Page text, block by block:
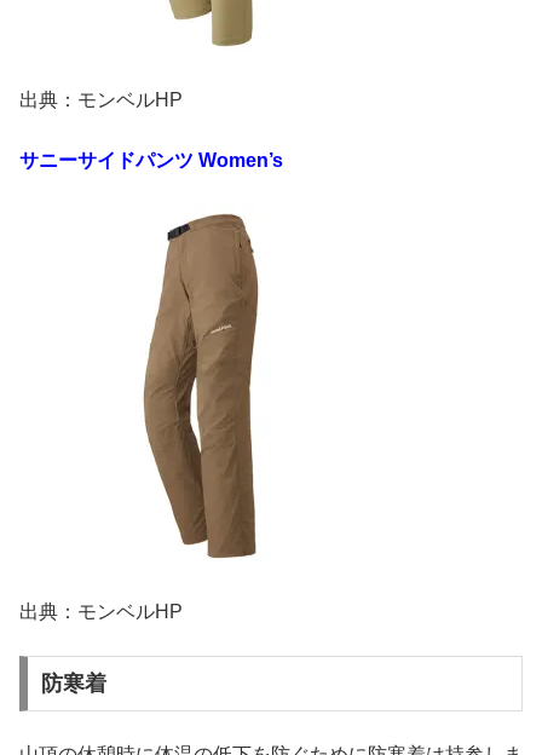
出典：モンベルHP
サニーサイドパンツ Women’s
出典：モンベルHP
防寒着